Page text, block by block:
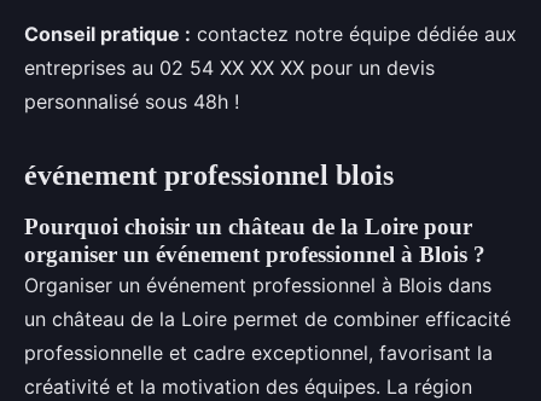
Conseil pratique : contactez notre équipe dédiée aux
entreprises au 02 54 XX XX XX pour un devis
personnalisé sous 48h !
événement professionnel blois
Pourquoi choisir un château de la Loire pour
organiser un événement professionnel à Blois ?
Organiser un événement professionnel à Blois dans
un château de la Loire permet de combiner efficacité
professionnelle et cadre exceptionnel, favorisant la
créativité et la motivation des équipes. La région